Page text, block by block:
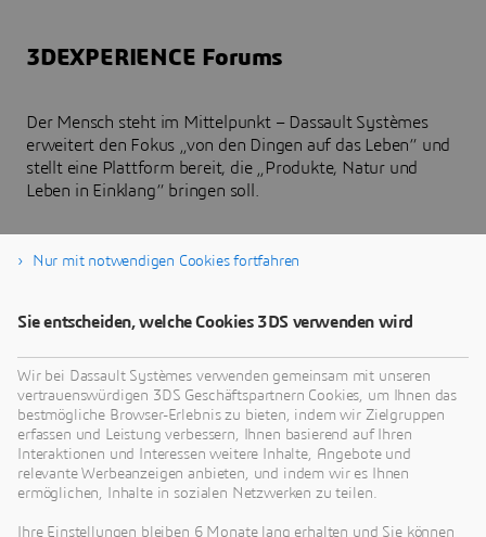
3DEXPERIENCE Forums
Der Mensch steht im Mittelpunkt – Dassault Systèmes
erweitert den Fokus „von den Dingen auf das Leben“ und
stellt eine Plattform bereit, die „Produkte, Natur und
Leben in Einklang“ bringen soll.
Dassault Systèmes Conferences
Auf Konferenzen treffen die Bereiche Design,
zusammen. Sie geben unseren Nutzern die Möglichkeit,
sich in Anwendervorträgen, Diskussionen zu
Branchenanwendungen und neuen Produkt- und
Technologiepräsentationen zu informieren und
Inspirationen für die nächste Generation von Produkten
und Dienstleistungen zu holen.
Nur mit notwendigen Cookies fortfahren
Sie entscheiden, welche Cookies 3DS verwenden wird
Wir bei Dassault Systèmes verwenden gemeinsam mit unseren
vertrauenswürdigen 3DS Geschäftspartnern Cookies, um Ihnen das
bestmögliche Browser-Erlebnis zu bieten, indem wir Zielgruppen
erfassen und Leistung verbessern, Ihnen basierend auf Ihren
Interaktionen und Interessen weitere Inhalte, Angebote und
relevante Werbeanzeigen anbieten, und indem wir es Ihnen
ermöglichen, Inhalte in sozialen Netzwerken zu teilen.
Ihre Einstellungen bleiben 6 Monate lang erhalten und Sie können